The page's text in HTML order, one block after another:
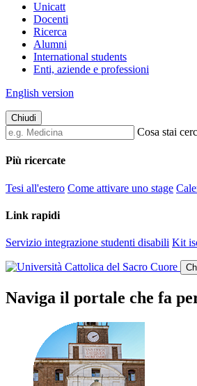
Unicatt
Docenti
Ricerca
Alumni
International students
Enti, aziende e professioni
English version
Chiudi
Cosa stai
Più ricercate
Tesi all'estero Come attivare uno stage
Link rapidi
Servizio integrazione studenti disabili Kit
Naviga il portale che fa